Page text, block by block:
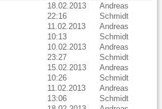
18.02.2013
22:16
Andreas
Schmidt
11.02.2013
10:13
Andreas
Schmidt
10.02.2013
23:27
Andreas
Schmidt
15.02.2013
10:26
Andreas
Schmidt
11.02.2013
13:06
Andreas
Schmidt